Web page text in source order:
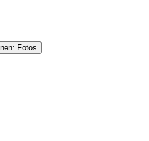
Fotos